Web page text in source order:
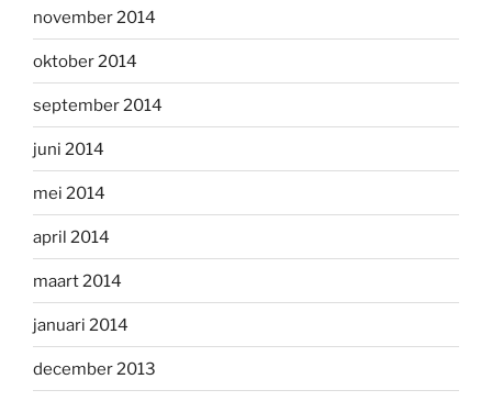
november 2014
oktober 2014
september 2014
juni 2014
mei 2014
april 2014
maart 2014
januari 2014
december 2013